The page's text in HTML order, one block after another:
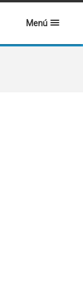
Menú